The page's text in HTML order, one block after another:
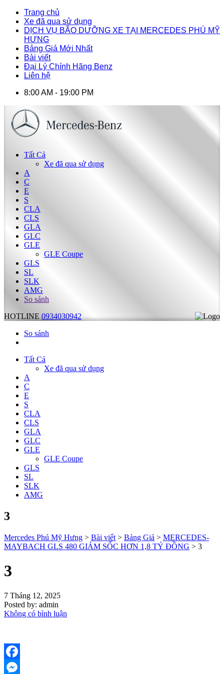
Trang chủ
Xe đã qua sử dụng
DỊCH VỤ BÃO DƯỠNG XE TẠI MERCEDES PHÚ MỸ
HƯNG
Bảng Giá Mới Nhất
Bài viết
Đại Lý Chính Hãng Benz
Liên hệ
8:00 AM - 19:00 PM
Tất Cả
Xe đã qua sử dụng
A
C
E
S
CLA
CLS
GLA
GLC
GLE
GLE Coupe
GLS
SL
SLK
AMG
So sánh
HOTLINE 0934030942
So sánh
Tất Cả
Xe đã qua sử dụng
A
C
E
S
CLA
CLS
GLA
GLC
GLE
GLE Coupe
GLS
SL
SLK
AMG
3
Mercedes Phú Mỹ Hưng > Bài viết > Bảng Giá > MERCEDES-
MAYBACH GLS 480 GIẢM SỐC HƠN 1,8 TỶ ĐỒNG > 3
3
7 Tháng 12, 2025
Posted by: admin
Không có bình luận
Facebook